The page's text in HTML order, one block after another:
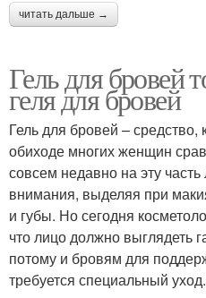
читать дальше →
Гель для бровей
геля для бровей
Гель для бровей – средство,
обиходе многих женщин
совсем недавно на эту
внимания, выделяя при
и губы. Но сегодня
что лицо должно выглядеть
потому и бровям для
требуется специальный уход.